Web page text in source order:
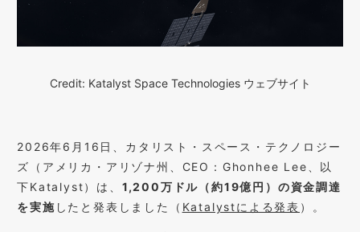
Credit: Katalyst Space Technologies ウェブサイト
2026年6月16日、カタリスト・スペース・テクノロジー
ズ（アメリカ・アリゾナ州、CEO：Ghonhee Lee、以
下Katalyst）は、 1,200万ドル（約19億円）の資金調達
を実施 したと発表しました（ Katalystによる発表 ）。